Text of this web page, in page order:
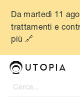
Da martedì 11
trattamenti e
più 🔗